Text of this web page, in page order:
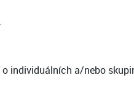
individuálních a/nebo